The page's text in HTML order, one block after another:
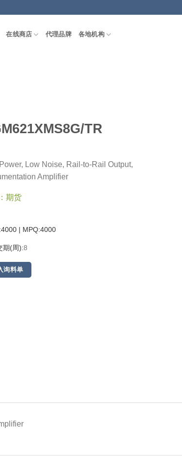
在线商店 代理品牌 各地机构
TR
Low Noise, Rail-to-Rail Output,
Amplifier
期货
| MPQ:4000
期(周):8
询料单